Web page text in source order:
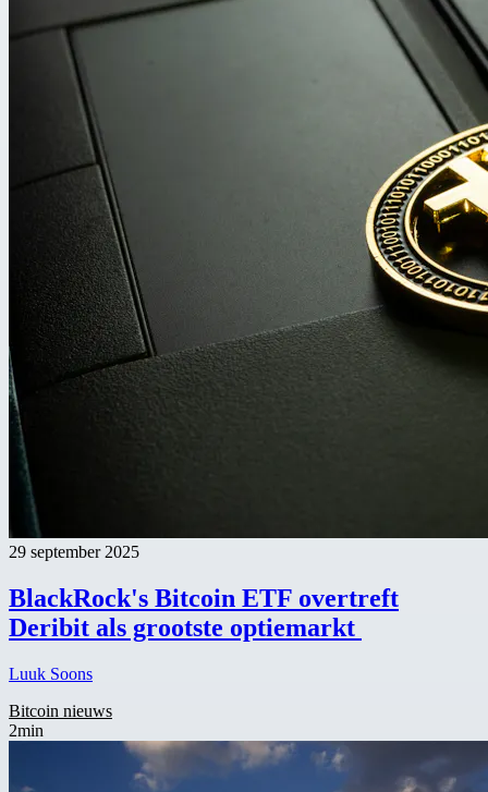
29 september 2025
BlackRock's Bitcoin ETF overtreft
Deribit als grootste optiemarkt
Luuk Soons
Bitcoin nieuws
2min